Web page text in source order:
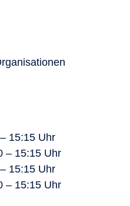
15:15 Uhr
– 15:15 Uhr
15:15 Uhr
– 15:15 Uhr